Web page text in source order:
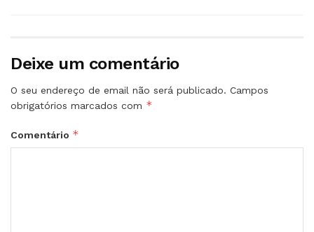
Deixe um comentário
O seu endereço de email não será publicado. Campos
obrigatórios marcados com *
Comentário *